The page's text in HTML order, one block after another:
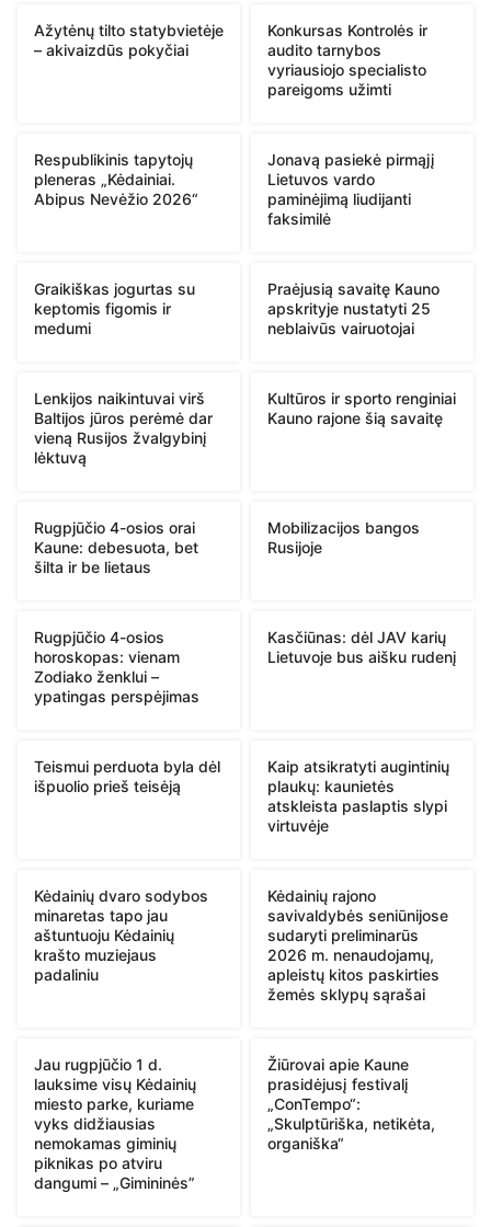
Ažytėnų tilto statybvietėje
– akivaizdūs pokyčiai
Konkursas Kontrolės ir
audito tarnybos
vyriausiojo specialisto
pareigoms užimti
Respublikinis tapytojų
pleneras „Kėdainiai.
Abipus Nevėžio 2026“
Jonavą pasiekė pirmąjį
Lietuvos vardo
paminėjimą liudijanti
faksimilė
Graikiškas jogurtas su
keptomis figomis ir
medumi
Praėjusią savaitę Kauno
apskrityje nustatyti 25
neblaivūs vairuotojai
Lenkijos naikintuvai virš
Baltijos jūros perėmė dar
vieną Rusijos žvalgybinį
lėktuvą
Kultūros ir sporto renginiai
Kauno rajone šią savaitę
Rugpjūčio 4-osios orai
Kaune: debesuota, bet
šilta ir be lietaus
Mobilizacijos bangos
Rusijoje
Rugpjūčio 4-osios
horoskopas: vienam
Zodiako ženklui –
ypatingas perspėjimas
Kasčiūnas: dėl JAV karių
Lietuvoje bus aišku rudenį
Teismui perduota byla dėl
išpuolio prieš teisėją
Kaip atsikratyti augintinių
plaukų: kaunietės
atskleista paslaptis slypi
virtuvėje
Kėdainių dvaro sodybos
minaretas tapo jau
aštuntuoju Kėdainių
krašto muziejaus
padaliniu
Kėdainių rajono
savivaldybės seniūnijose
sudaryti preliminarūs
2026 m. nenaudojamų,
apleistų kitos paskirties
žemės sklypų sąrašai
Jau rugpjūčio 1 d.
lauksime visų Kėdainių
miesto parke, kuriame
vyks didžiausias
nemokamas giminių
piknikas po atviru
dangumi – „Gimininės”
Žiūrovai apie Kaune
prasidėjusį festivalį
„ConTempo“:
„Skulptūriška, netikėta,
organiška“